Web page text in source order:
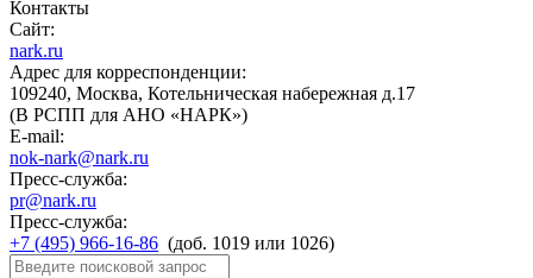
Контакты
Сайт:
nark.ru
Адрес для корреспонденции:
109240, Москва, Котельническая набережная д.17
(В РСПП для АНО «НАРК»)
E-mail:
nok-nark@nark.ru
Пресс-служба:
pr@nark.ru
Пресс-служба:
+7 (495) 966-16-86 (доб. 1019 или 1026)